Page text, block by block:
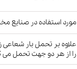
مورد استفاده در صنایع
علاوه بر تحمل بار شعاعی
را از هر دو جهت تحمل می